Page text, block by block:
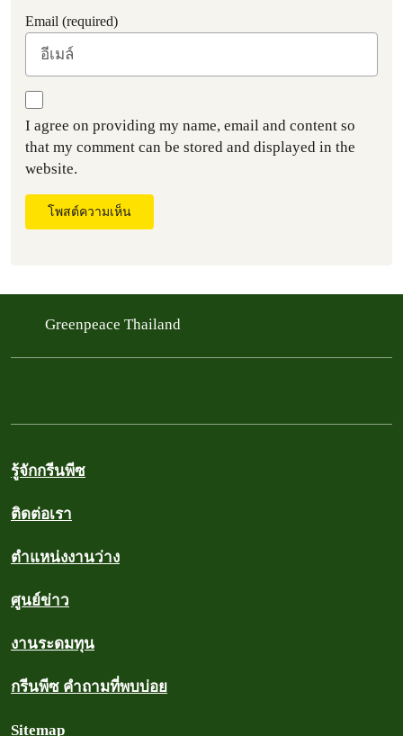
Email (required)
I agree on providing my name, email and content so
that my comment can be stored and displayed in the
website.
โพสต์ความเห็น
Greenpeace Thailand
รู้จักกรีนพีซ
ติดต่อเรา
ตำแหน่งงานว่าง
ศูนย์ข่าว
งานระดมทุน
กรีนพีซ คำถามที่พบบ่อย
Sitemap